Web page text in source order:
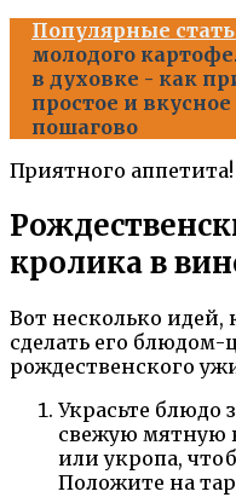
Популярные
молодого
в духовке - как
простое и
пошагово
Приятного аппетита!
кролика в
Вот несколько идей,
сделать его
рождественского
Украсьте блюдо
свежую мятную
или укропа,
Положите на